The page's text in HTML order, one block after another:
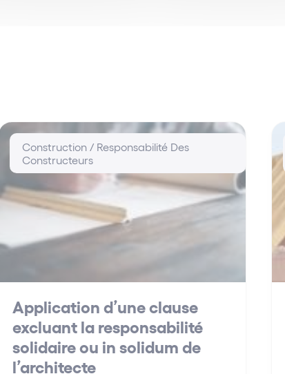
Construction / Responsabilité Des
Constructeurs
Application d’une clause
excluant la responsabilité
solidaire ou in solidum de
l’architecte